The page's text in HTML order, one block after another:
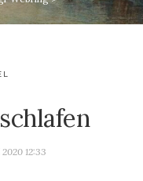
12:33